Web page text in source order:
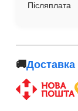
Післяплата
🚚Доставка